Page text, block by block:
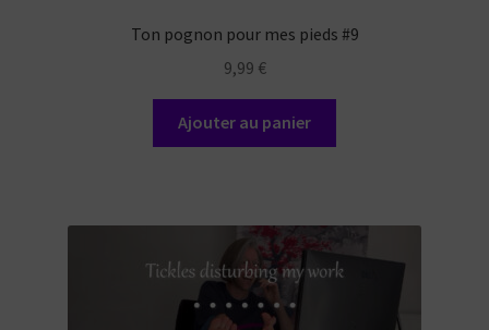
Ton pognon pour mes pieds #9
9,99 €
Ajouter au panier